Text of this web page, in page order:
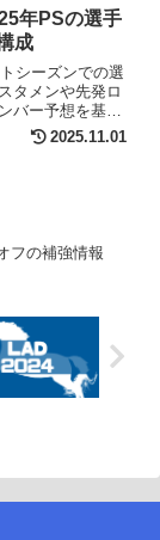
年PSの選手
成
シーズンでの選
タメンや先発ロ
バー予想を基に
2025.11.01
フの補強情報